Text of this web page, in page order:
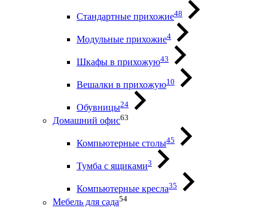
Стандартные прихожие48
Модульные прихожие4
Шкафы в прихожую43
Вешалки в прихожую10
Обувницы24
Домашний офис63
Компьютерные столы45
Тумба с ящиками3
Компьютерные кресла35
Мебель для сада54